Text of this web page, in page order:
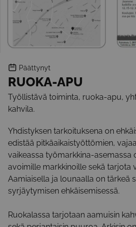
Päättynyt
RUOKA-APU
Työllistävä toiminta, ruoka-apu,
kahvila.
Yhdistyksen tarkoituksena on
edistää pitkäaikaistyöttömien,
vaikeassa työmarkkina-asemassa
avoimille markkinoille sekä tarjota
Aamiaisella ja lounaalla on tärkeä
syrjäytymisen ehkäisemisessä.
Ruokalassa tarjotaan aamuisin